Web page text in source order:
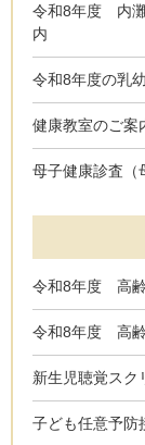
令和8年度 内灘
内
令和8年度の乳
健康教室のご案
母子健康診査（
令和8年度 高齢
令和8年度 高齢
新生児聴覚スク
子ども任意予防